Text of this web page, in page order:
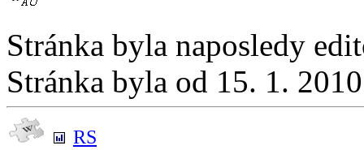
Stránka byla naposledy
Stránka byla od 15. 1.
RS